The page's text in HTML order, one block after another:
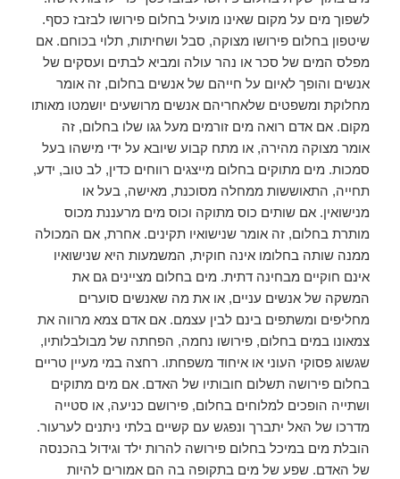
לשפוך מים על מקום שאינו מועיל בחלום פירושו לבזבז כסף.
שיטפון בחלום פירושו מצוקה, סבל ושחיתות, תלוי בכוחם. אם
מפלס המים של סכר או נהר עולה ומביא לבתים ועסקים של
אנשים והופך לאיום על חייהם של אנשים בחלום, זה אומר
מחלוקת ומשפטים שלאחריהם אנשים מרושעים יושמטו מאותו
מקום. אם אדם רואה מים זורמים מעל גגו שלו בחלום, זה
אומר מצוקה מהירה, או מתח קבוע שיובא על ידי מישהו בעל
סמכות. מים מתוקים בחלום מייצגים רווחים כדין, לב טוב, ידע,
תחייה, התאוששות ממחלה מסוכנת, מאישה, בעל או
מנישואין. אם שותים כוס מתוקה וכוס מים מרעננת מכוס
מותרת בחלום, זה אומר שנישואיו תקינים. אחרת, אם המכולה
ממנה שותה בחלומו אינה חוקית, המשמעות היא שנישואיו
אינם חוקיים מבחינה דתית. מים בחלום מציינים גם את
המשקה של אנשים עניים, או את מה שאנשים סוערים
מחליפים ומשתפים בינם לבין עצמם. אם אדם צמא מרווה את
צמאונו במים בחלום, פירושו נחמה, הפחתה של מבולבלותיו,
שגשוג פסוקי העוני או איחוד משפחתו. רחצה במי מעיין טריים
בחלום פירושה תשלום חובותיו של האדם. אם מים מתוקים
ושתייה הופכים למלוחים בחלום, פירושם כניעה, או סטייה
מדרכו של האל יתברך ונפגש עם קשיים בלתי ניתנים לערעור.
הובלת מים במיכל בחלום פירושה להרות ילד וגידול בהכנסה
של האדם. שפע של מים בתקופה בה הם אמורים להיות